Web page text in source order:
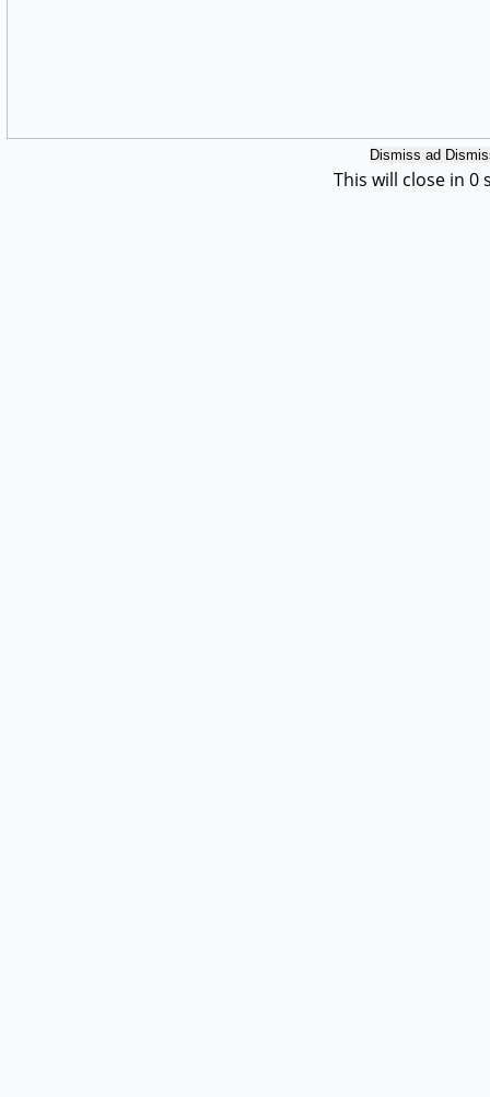
Dismiss ad
This will close in 0